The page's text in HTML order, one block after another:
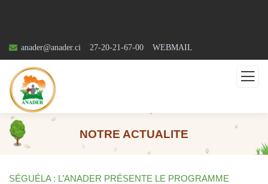
anader@anader.ci 27-20-21-67-00 WEBMAIL
NOTRE ACTUALITE
SÉGUÉLA : L’ANADER PRÉSENTE LE PROGRAMME